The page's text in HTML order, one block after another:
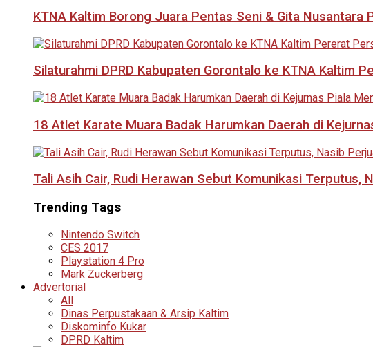
KTNA Kaltim Borong Juara Pentas Seni & Gita
Silaturahmi DPRD Kabupaten Gorontalo ke KTNA Kaltim
18 Atlet Karate Muara Badak Harumkan Daerah di
Tali Asih Cair, Rudi Herawan Sebut Komunikasi Terputus,
Trending Tags
Nintendo Switch
CES 2017
Playstation 4 Pro
Mark Zuckerberg
Advertorial
All
Dinas Perpustakaan & Arsip Kaltim
Diskominfo Kukar
DPRD Kaltim